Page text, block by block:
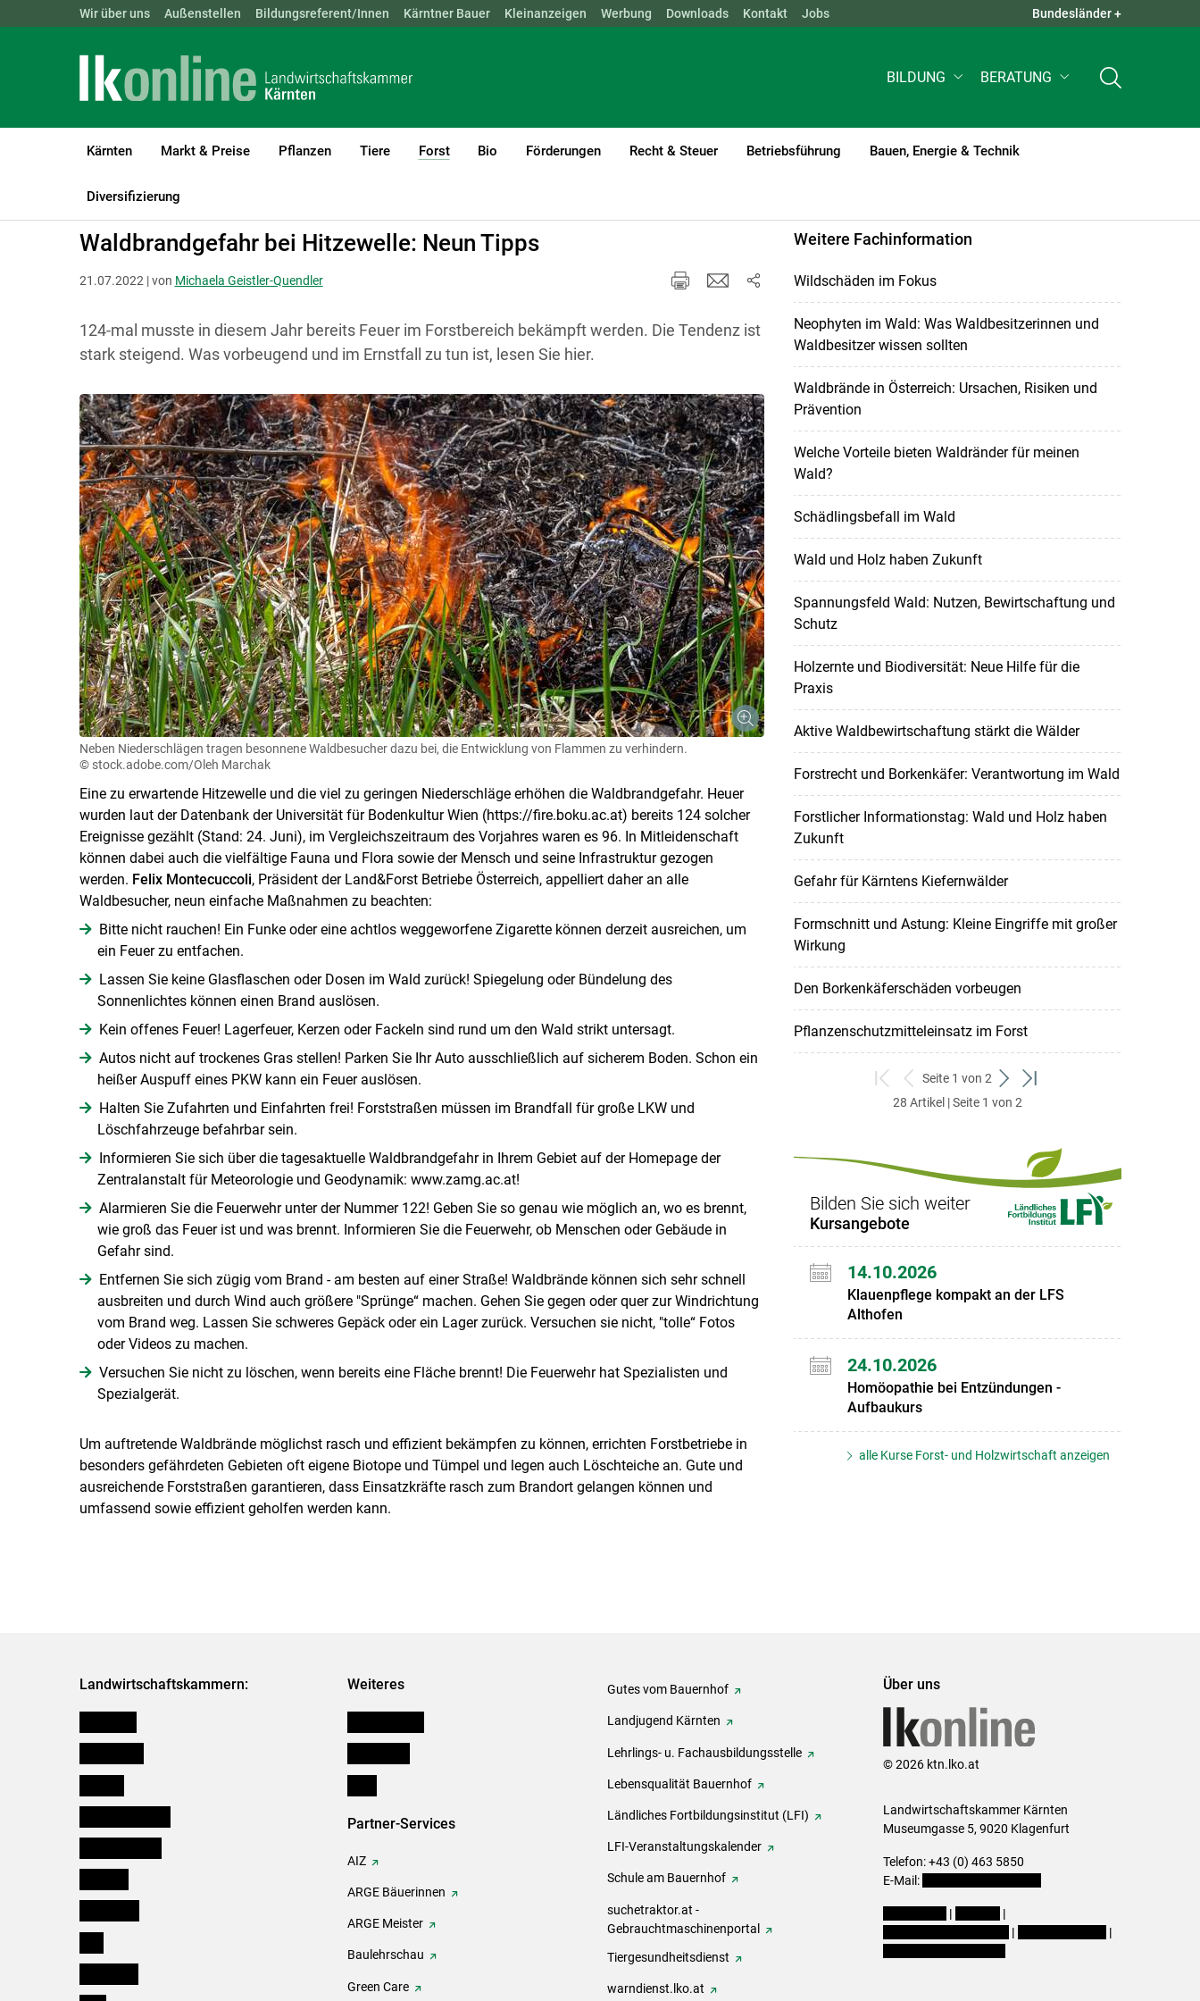
Skip to main content
Landwirtschaftskammern: ÖSTERREICH BGLD KTN NÖ OÖ SBG STMK TIROL VBG WIEN QUICK LINKS +
Wir über uns Außenstellen Bildungsreferent/Innen Kärntner Bauer Kleinanzeigen Werbung Downloads Kontakt Jobs Bundesländer +
BILDUNG BERATUNG
Kärnten Markt & Preise Pflanzen Tiere Forst
(current)1
Bio Förderungen Recht & Steuer Betriebsführung Bauen, Energie & Technik
Diversifizierung
LK Kärnten Forst
Waldbrandgefahr bei Hitzewelle: Neun Tipps
21.07.2022 | von Michaela Geistler-Quendler
124-mal musste in diesem Jahr bereits Feuer im Forstbereich bekämpft werden. Die Tendenz ist
stark steigend. Was vorbeugend und im Ernstfall zu tun ist, lesen Sie hier.
Neben Niederschlägen tragen besonnene Waldbesucher dazu bei, die Entwicklung von Flammen zu verhindern.
© stock.adobe.com/Oleh Marchak
Eine zu erwartende Hitzewelle und die viel zu geringen Niederschläge erhöhen die Waldbrandgefahr. Heuer
wurden laut der Datenbank der Universität für Bodenkultur Wien (https:/​/​fire.boku.ac.at) bereits 124 solcher
Ereignisse gezählt (Stand: 24. Juni), im Vergleichszeitraum des Vorjahres waren es 96. In Mitleidenschaft
können dabei auch die vielfältige Fauna und Flora sowie der Mensch und seine Infrastruktur gezogen
werden. Felix Montecuccoli, Präsident der Land&Forst Betriebe Österreich, appelliert daher an alle
Waldbesucher, neun einfache Maßnahmen zu beachten:
Bitte nicht rauchen! Ein Funke oder eine achtlos weggeworfene Zigarette können derzeit ausreichen, um
ein Feuer zu entfachen.
Lassen Sie keine Glasflaschen oder Dosen im Wald zurück! Spiegelung oder Bündelung des
Sonnenlichtes können einen Brand auslösen.
Kein offenes Feuer! Lagerfeuer, Kerzen oder Fackeln sind rund um den Wald strikt untersagt.
Autos nicht auf trockenes Gras stellen! Parken Sie Ihr Auto ausschließlich auf sicherem Boden. Schon ein
heißer Auspuff eines PKW kann ein Feuer auslösen.
Halten Sie Zufahrten und Einfahrten frei! Forststraßen müssen im Brandfall für große LKW und
Löschfahrzeuge befahrbar sein.
Informieren Sie sich über die tagesaktuelle Waldbrandgefahr in Ihrem Gebiet auf der Homepage der
Zentralanstalt für Meteorologie und Geodynamik: www.zamg.ac.at!
Alarmieren Sie die Feuerwehr unter der Nummer 122! Geben Sie so genau wie möglich an, wo es brennt,
wie groß das Feuer ist und was brennt. Informieren Sie die Feuerwehr, ob Menschen oder Gebäude in
Gefahr sind.
Entfernen Sie sich zügig vom Brand - am besten auf einer Straße! Waldbrände können sich sehr schnell
ausbreiten und durch Wind auch größere "Sprünge“ machen. Gehen Sie gegen oder quer zur Windrichtung
vom Brand weg. Lassen Sie schweres Gepäck oder ein Lager zurück. Versuchen sie nicht, "tolle“ Fotos
oder Videos zu machen.
Versuchen Sie nicht zu löschen, wenn bereits eine Fläche brennt! Die Feuerwehr hat Spezialisten und
Spezialgerät.
Um auftretende Waldbrände möglichst rasch und effizient bekämpfen zu können, errichten Forstbetriebe in
besonders gefährdeten Gebieten oft eigene Biotope und Tümpel und legen auch Löschteiche an. Gute und
ausreichende Forststraßen garantieren, dass Einsatzkräfte rasch zum Brandort gelangen können und
umfassend sowie effizient geholfen werden kann.
Weitere Fachinformation
Wildschäden im Fokus
Neophyten im Wald: Was Waldbesitzerinnen und
Waldbesitzer wissen sollten
Waldbrände in Österreich: Ursachen, Risiken und
Prävention
Welche Vorteile bieten Waldränder für meinen
Wald?
Schädlingsbefall im Wald
Wald und Holz haben Zukunft
Spannungsfeld Wald: Nutzen, Bewirtschaftung und
Schutz
Holzernte und Biodiversität: Neue Hilfe für die
Praxis
Aktive Waldbewirtschaftung stärkt die Wälder
Forstrecht und Borkenkäfer: Verantwortung im Wald
Forstlicher Informationstag: Wald und Holz haben
Zukunft
Gefahr für Kärntens Kiefernwälder
Formschnitt und Astung: Kleine Eingriffe mit großer
Wirkung
Den Borkenkäferschäden vorbeugen
Pflanzenschutzmitteleinsatz im Forst
zum
ersten
zurück
zum
Seite 1 von 2
weiter
zum
zum
28 Artikel | Seite 1 von 2
Bilden Sie sich weiter
Kursangebote
14.10.2026
Klauenpflege kompakt an der LFS
Althofen
24.10.2026
Homöopathie bei Entzündungen -
Aufbaukurs
alle Kurse Forst- und Holzwirtschaft anzeigen
Landwirtschaftskammern: Weiteres
Partner-Services
AIZ
ARGE Bäuerinnen
ARGE Meister
Baulehrschau
Green Care
Gutes vom Bauernhof
Landjugend Kärnten
Lehrlings- u. Fachausbildungsstelle
Lebensqualität Bauernhof
Ländliches Fortbildungsinstitut (LFI)
LFI-Veranstaltungskalender
Schule am Bauernhof
suchetraktor.at -
Gebrauchtmaschinenportal
Tiergesundheitsdienst
warndienst.lko.at
Über uns
© 2026 ktn.lko.at
Landwirtschaftskammer Kärnten
Museumgasse 5, 9020 Klagenfurt
Telefon: +43 (0) 463 5850
E-Mail:
|
|
|
|